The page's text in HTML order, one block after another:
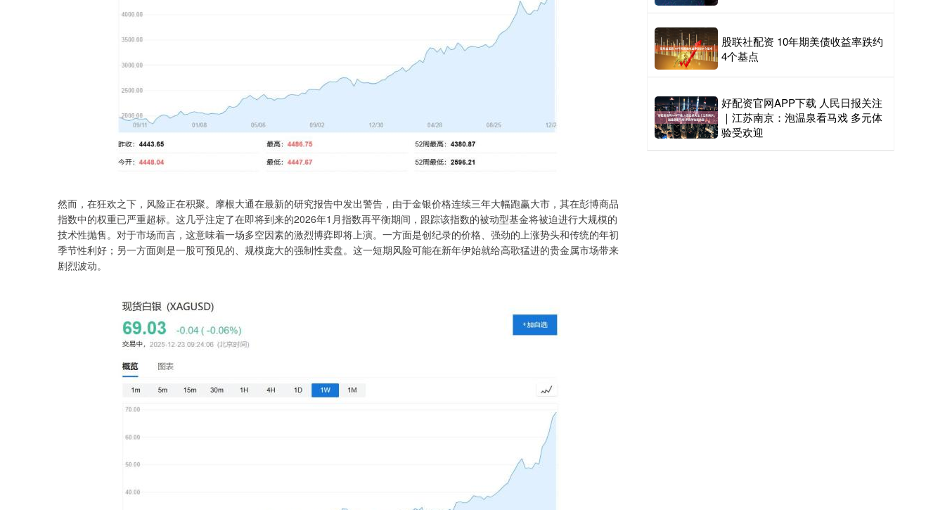
然而，在狂欢之下，风险正在积聚。摩根大通在最新的研究报告中发出警告，由于金银价格连续三年大幅跑赢大市，其在彭博商品
指数中的权重已严重超标。这几乎注定了在即将到来的2026年1月指数再平衡期间，跟踪该指数的被动型基金将被迫进行大规模的
技术性抛售。对于市场而言，这意味着一场多空因素的激烈博弈即将上演。一方面是创纪录的价格、强劲的上涨势头和传统的年初
季节性利好；另一方面则是一股可预见的、规模庞大的强制性卖盘。这一短期风险可能在新年伊始就给高歌猛进的贵金属市场带来
剧烈波动。
股联社配资 10年期美债收益率跌约
4个基点
好配资官网APP下载 人民日报关注
｜江苏南京：泡温泉看马戏 多元体
验受欢迎